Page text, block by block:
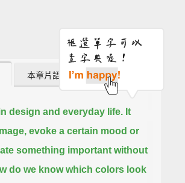
本章片語 (2)
design and everyday life. It
evoke a certain mood or
something important without
do we know which colors look